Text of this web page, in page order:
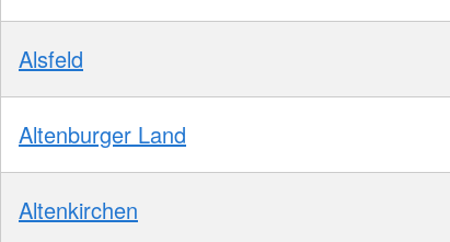
Alsfeld
Altenburger Land
Altenkirchen